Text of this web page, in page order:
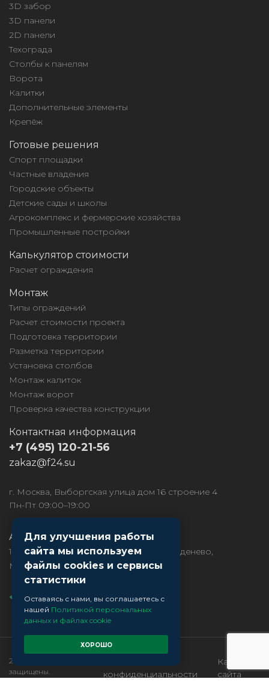
3D забор
3D панели
2D панели
Техограда
Столбы к панелям
Ворота
Калитки
Дополнительные элементы
Крепёж
Готовые решения
Спорт площадки
Частные владения
Городские объекты
Детские сады и школы
Агрокомплекс и фермерские хозяйства
Промышленные постройки
Калькулятор стоимости
Расчет ограждения
Монтаж
Типы ограждений
Расчет стоимости проекта
Подготовка территории
Разметка территории
Установка столбов
Монтаж калиток
Монтаж ворот
Проверка качества конструкции
Контактная информация
+7 (495) 120-21-56
zakaz@f24.su
г. Москва, Выборгская улица дом 16 строение 4
Пн-Пт 09:00–19:00
Адрес производства:
141850, МО, Дмитровский район, рп. Деденево,
Московское ш., д.1
2026 F24. Все права
защищены.
конфиденциальности
Карта
сайта
Для улучшения работы
сайта мы используем
файлы cookies и сервисы
статистики
Оставаясь с нами, вы соглашаетесь с
нашей Политикой персональных
данных и файлах cookie
ХОРОШО